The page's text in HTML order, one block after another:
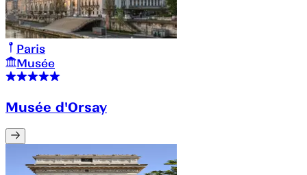
Paris
Musée
Musée d'Orsay